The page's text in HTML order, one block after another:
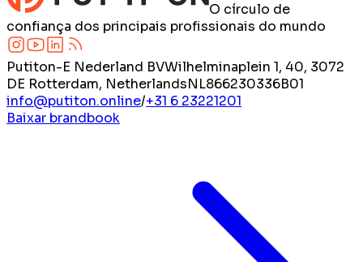
O círculo de
confiança dos principais profissionais do mundo
Putiton-E Nederland BVWilhelminaplein 1, 40, 3072
DE Rotterdam, NetherlandsNL866230336B01
info@putiton.online/+31 6 23221201
Baixar brandbook